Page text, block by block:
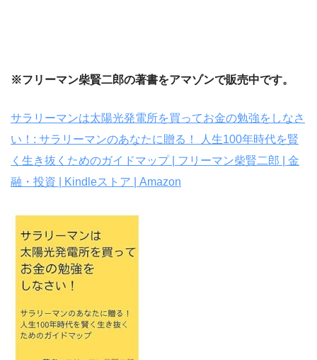
※フリーマン柴賢二郎の著書をアマゾンで販売中です。
サラリーマンは太陽光発電所を買ってお金の勉強をしなさ
い！: サラリーマンのあなたに贈る！ 人生100年時代を賢
く生き抜くためのガイドマップ | フリーマン柴賢二郎 | 金
融・投資 | Kindleストア | Amazon